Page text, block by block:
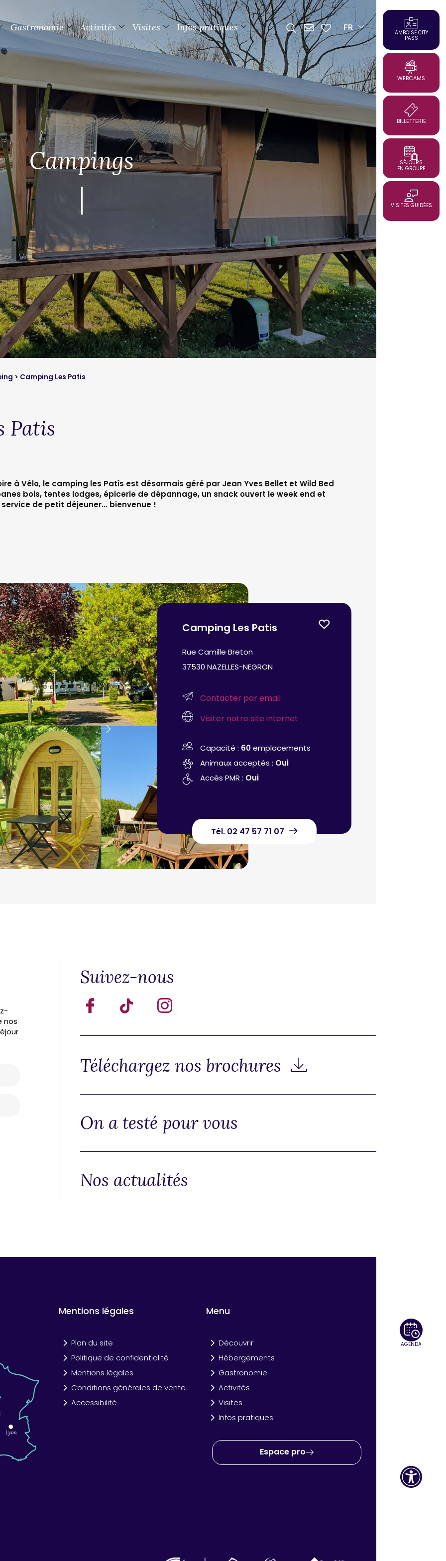
AMBOISE CITY
PASS
WEBCAMS
BILLETTERIE
SÉJOURS
EN GROUPE
VISITES GUIDÉES
AGENDA
Gastronomie Activités Visites Infos pratiques FR
Campings
> Camping Les Patis
Patis
à Vélo, le camping les Patîs est désormais géré par Jean Yves Bellet et Wild Bed
bois, tentes lodges, épicerie de dépannage, un snack ouvert le week end et
de petit déjeuner... bienvenue !
Camping Les Patis
Rue Camille Breton
37530 NAZELLES-NEGRON
Contacter par email
Visiter notre site internet
Capacité : 60emplacements
Animaux acceptés : Oui
Accès PMR : Oui
Tél. 02 47 57 71 07
nos
Suivez-nous
Téléchargez nos brochures
On a testé pour vous
Nos actualités
Mentions légales
Plan du site
Politique de confidentialité
Mentions légales
Conditions générales de vente
Accessibilité
Menu
Découvrir
Hébergements
Gastronomie
Activités
Visites
Infos pratiques
Espace pro